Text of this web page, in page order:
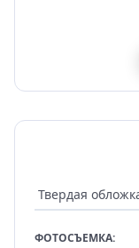
ФОТОСЪЕМКА: